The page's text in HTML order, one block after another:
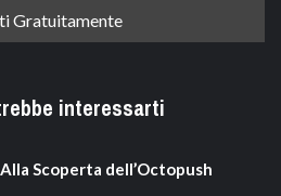
interessarti
Scoperta dell’Octopush